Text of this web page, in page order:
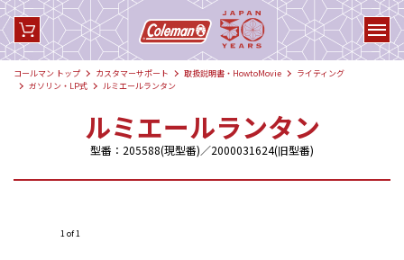
コールマン トップ カスタマーサポート 取扱説明書・HowtoMovie
ライティング
ガソリン・LP式
ルミエールランタン
ルミエールランタン
型番：205588(現型番)／2000031624(旧型番)
1 of 1